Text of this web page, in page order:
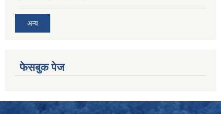
अन्य
फेसबुक पेज